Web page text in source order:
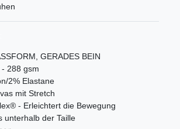
GERADES BEIN
- 288 gsm
2% Elastane
mit Stretch
- Erleichtert die Bewegung
unterhalb der Taille